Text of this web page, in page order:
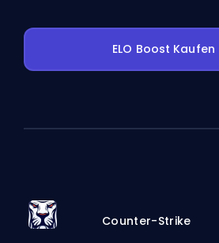
ELO Boost Kaufen
Counter-Strike